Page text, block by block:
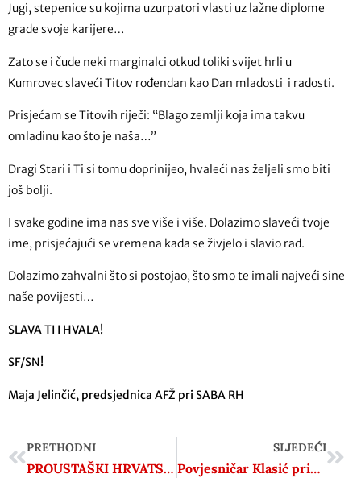
Jugi, stepenice su kojima uzurpatori vlasti uz lažne diplome
grade svoje karijere…
Zato se i čude neki marginalci otkud toliki svijet hrli u
Kumrovec slaveći Titov rođendan kao Dan mladosti i radosti.
Prisjećam se Titovih riječi: “Blago zemlji koja ima takvu
omladinu kao što je naša…”
Dragi Stari i Ti si tomu doprinijeo, hvaleći nas željeli smo biti
još bolji.
I svake godine ima nas sve više i više. Dolazimo slaveći tvoje
ime, prisjećajući se vremena kada se živjelo i slavio rad.
Dolazimo zahvalni što si postojao, što smo te imali najveći sine
naše povijesti…
SLAVA TI I HVALA!
SF/SN!
Maja Jelinčić, predsjednica AFŽ pri SABA RH
PRETHODNI
PROUSTAŠKI HRVATSKI TJEDNIK IZ ZADRA NE BOJI SE ZAKONSKIH KAZNI I NADALJE ŠIRI GOVOR MRŽNJE, POZDRAV “ZA DOM SPREMNI” I NAPADA VLAST I SRBE! – dio II.
SLJEDEĆI
Povjesničar Klasić primio prijetnje: ‘Razmišljaš li gdje ćeš biti pokopan kad te likvidiraju?’